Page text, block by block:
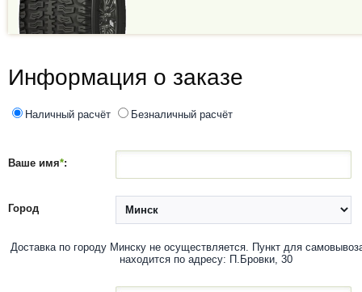
Информация о заказе
Наличный расчёт Безналичный расчёт
Ваше имя*:
Город
Доставка по городу Минску не осуществляется. Пункт для
находится по адресу: П.Бровки, 30